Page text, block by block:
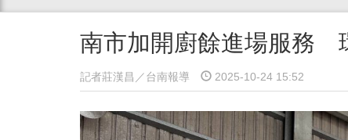
南市加開廚餘進場服務
記者莊漢昌／台南報導 2025-10-24 15:52